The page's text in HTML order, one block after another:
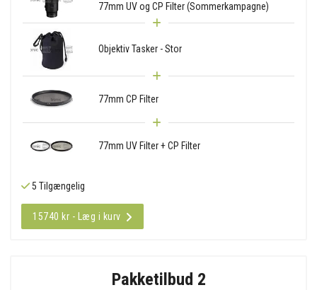
77mm UV og CP Filter (Sommerkampagne)
Objektiv Tasker - Stor
77mm CP Filter
77mm UV Filter + CP Filter
5 Tilgængelig
15740 kr - Læg i kurv
Pakketilbud 2